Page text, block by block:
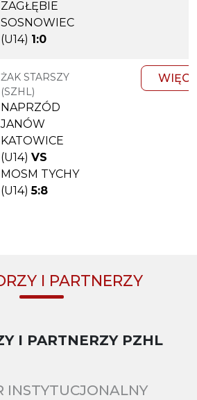
ZAGŁĘBIE
SOSNOWIEC
(U14) 1:0
ŻAK STARSZY
(SZHL)
NAPRZÓD
JANÓW
KATOWICE
(U14) VS
MOSM TYCHY
(U14) 5:8
I PARTNERZY
I PARTNERZY PZHL
INSTYTUCJONALNY